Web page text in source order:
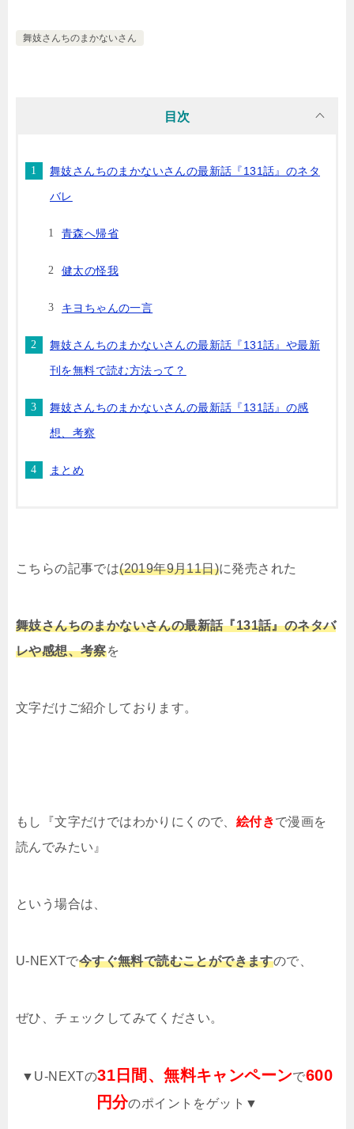
舞妓さんちのまかないさん
目次
舞妓さんちのまかないさんの最新話『131話』のネタ
バレ
青森へ帰省
健太の怪我
キヨちゃんの一言
舞妓さんちのまかないさんの最新話『131話』や最新
刊を無料で読む方法って？
舞妓さんちのまかないさんの最新話『131話』の感
想、考察
まとめ
こちらの記事では(2019年9月11日)に発売された
舞妓さんちのまかないさんの最新話『131話』のネタバ
レや感想、考察を
文字だけご紹介しております。
もし『文字だけではわかりにくので、 絵付きで漫画を
読んでみたい』
という場合は、
U-NEXTで今すぐ無料で読むことができますので、
ぜひ、チェックしてみてください。
▼U-NEXTの31日間、無料キャンペーンで600
円分のポイントをゲット▼